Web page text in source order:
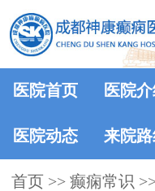
医院首页 医院
医院动态 来院
首页 >> 癫痫常识